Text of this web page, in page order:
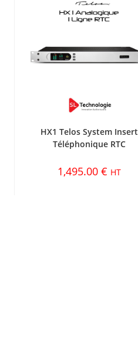
HX1 Telos System Insert
Téléphonique RTC
1,495.00 € HT